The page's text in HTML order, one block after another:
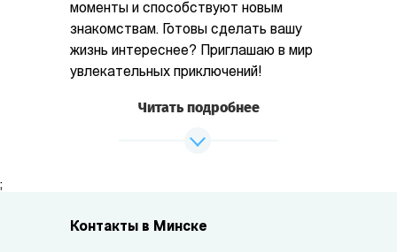
моменты и способствуют новым
знакомствам. Готовы сделать вашу
жизнь интереснее? Приглашаю в мир
увлекательных приключений!
Читать подробнее
;
Контакты в Минске